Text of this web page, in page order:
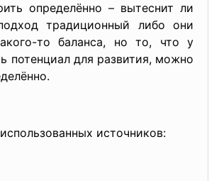
определённо – вытеснит ли
традиционный либо они
то баланса, но то, что у
потенциал для развития, можно
источников: